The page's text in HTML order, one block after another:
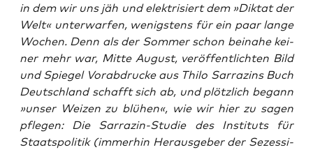
in dem wir uns jäh und elek­tri­siert dem »Dik­tat der
Welt« unter­war­fen, wenigs­tens für ein paar lan­ge
Wochen. Denn als der Som­mer schon bei­na­he kei­
ner mehr war, Mit­te August, ver­öf­fent­lich­ten Bild
undSpie­gel Vor­ab­dru­cke aus Thi­lo Sar­ra­zins Buch
Deutsch­land schafft sich ab, und plötz­lich begann
»unser Wei­zen zu blü­hen«, wie wir hier zu sagen
pfle­gen: Die Sar­ra­zin-Stu­die des Insti­tuts für
Staats­po­li­tik (immer­hin Her­aus­ge­ber der Sezes­si­